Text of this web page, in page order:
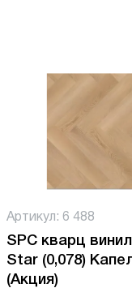
Артикул: 6 488
SPC кварц
Star (0,078)
(Акция)